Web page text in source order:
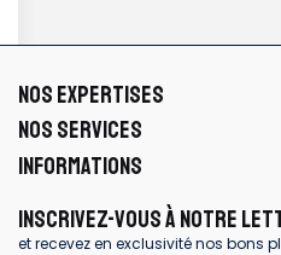
NOS EXPERTISES
NOS SERVICES
INFORMATIONS
INSCRIVEZ-VOUS À NOTRE
et recevez en exclusivité nos bons